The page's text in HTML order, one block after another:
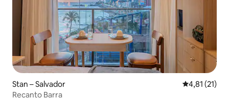
Stan – Salvador Prosječna
4,81 (21)
Recanto Barra